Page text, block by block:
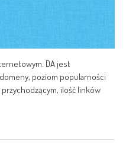
DA jest
poziom popularności
ilość linków